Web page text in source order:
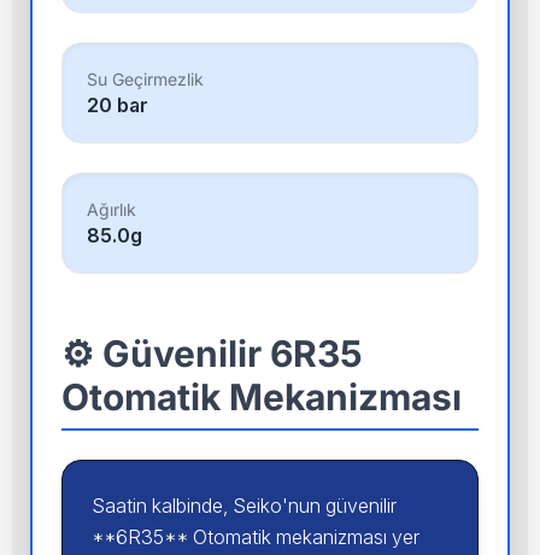
Su Geçirmezlik
20 bar
Ağırlık
85.0g
⚙️ Güvenilir 6R35
Otomatik Mekanizması
Saatin kalbinde, Seiko'nun güvenilir
**6R35** Otomatik mekanizması yer